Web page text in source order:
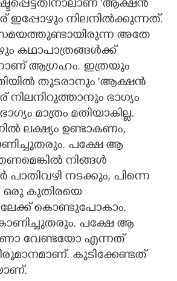
'ആക്ഷൻ
ഇപ്പോഴും നിലനിൽക്കുന്നത്.
സമയത്തുണ്ടായിരുന്ന അതേ
കഥാപാത്രങ്ങൾക്ക്
ആഗ്രഹം. ഇത്രയും
തുടരാനും 'ആക്ഷൻ
നിലനിറുത്താനും ഭാഗ്യം
മാത്രം മതിയാകില്ല.
ലക്ഷ്യം ഉണ്ടാകണം,
പക്ഷേ ആ
നിങ്ങൾ
പാതിവഴി നടക്കും, പിന്നെ
ഒരു കുതിരയെ
കൊണ്ടുപോകാം.
പക്ഷേ ആ
വേണ്ടയോ എന്നത്
കുടിക്കേണ്ടത്